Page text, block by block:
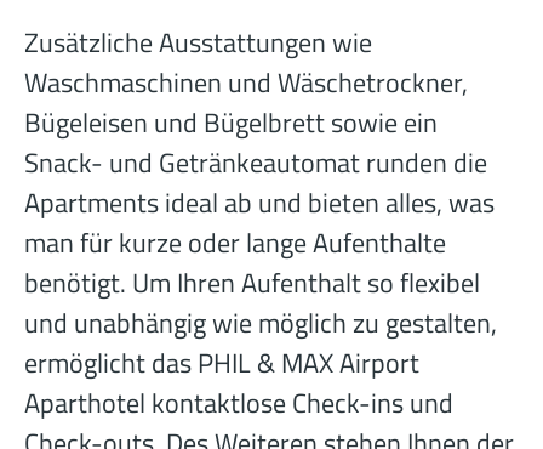
Zusätzliche Ausstattungen wie
Waschmaschinen und Wäschetrockner,
Bügeleisen und Bügelbrett sowie ein
Snack- und Getränkeautomat runden die
Apartments ideal ab und bieten alles, was
man für kurze oder lange Aufenthalte
benötigt. Um Ihren Aufenthalt so flexibel
und unabhängig wie möglich zu gestalten,
ermöglicht das PHIL & MAX Airport
Aparthotel kontaktlose Check-ins und